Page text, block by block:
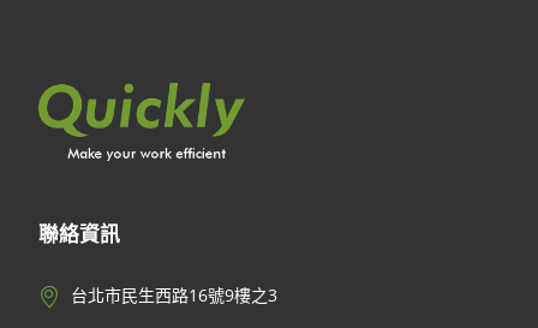
聯絡資訊
台北市民生西路16號9樓之3